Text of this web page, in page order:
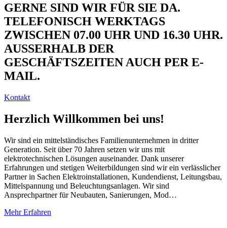
GERNE SIND WIR FÜR SIE DA.
TELEFONISCH WERKTAGS
ZWISCHEN 07.00 UHR UND 16.30 UHR.
AUSSERHALB DER
GESCHÄFTSZEITEN AUCH PER E-
MAIL.
Kontakt
Herzlich Willkommen bei uns!
Wir sind ein mittelständisches Familienunternehmen in dritter
Generation. Seit über 70 Jahren setzen wir uns mit
elektrotechnischen Lösungen auseinander. Dank unserer
Erfahrungen und stetigen Weiterbildungen sind wir ein verlässlicher
Partner in Sachen Elektroinstallationen, Kundendienst, Leitungsbau,
Mittelspannung und Beleuchtungsanlagen. Wir sind
Ansprechpartner für Neubauten, Sanierungen, Mod…
Mehr Erfahren